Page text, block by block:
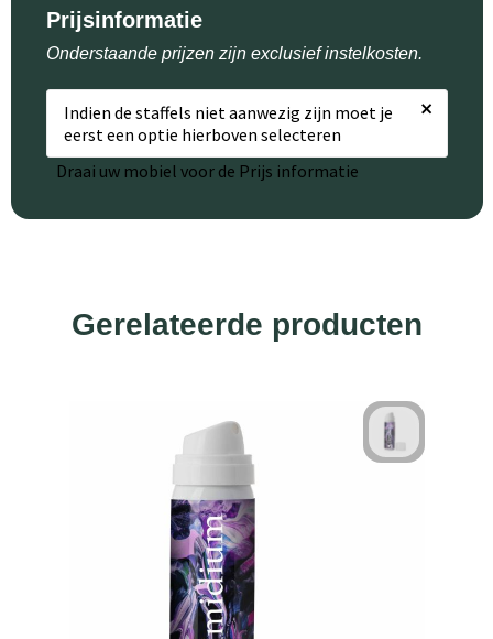
Prijsinformatie
Onderstaande prijzen zijn exclusief instelkosten.
Indien de staffels niet aanwezig zijn moet je
eerst een optie hierboven selecteren
×
Draai uw mobiel voor de Prijs informatie
Gerelateerde producten